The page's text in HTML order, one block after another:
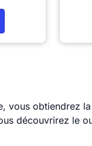
vous obtiendrez
découvrirez le